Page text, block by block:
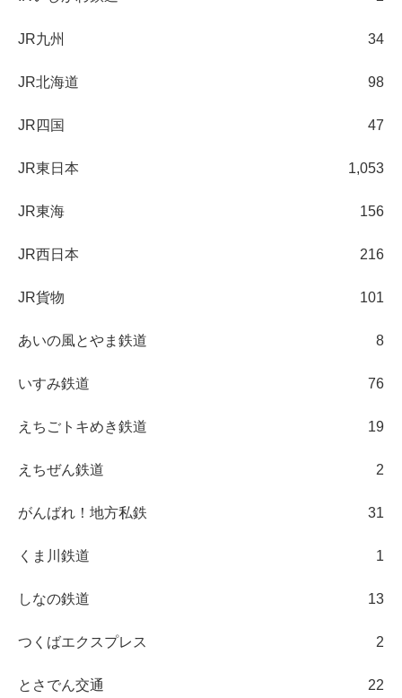
JR九州 34
JR北海道 98
JR四国 47
JR東日本 1,053
JR東海 156
JR西日本 216
JR貨物 101
あいの風とやま鉄道 8
いすみ鉄道 76
えちごトキめき鉄道 19
えちぜん鉄道 2
がんばれ！地方私鉄 31
くま川鉄道 1
しなの鉄道 13
つくばエクスプレス 2
とさでん交通 22